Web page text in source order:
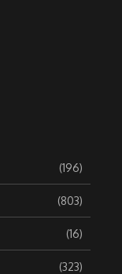
(196)
(803)
(16)
(323)